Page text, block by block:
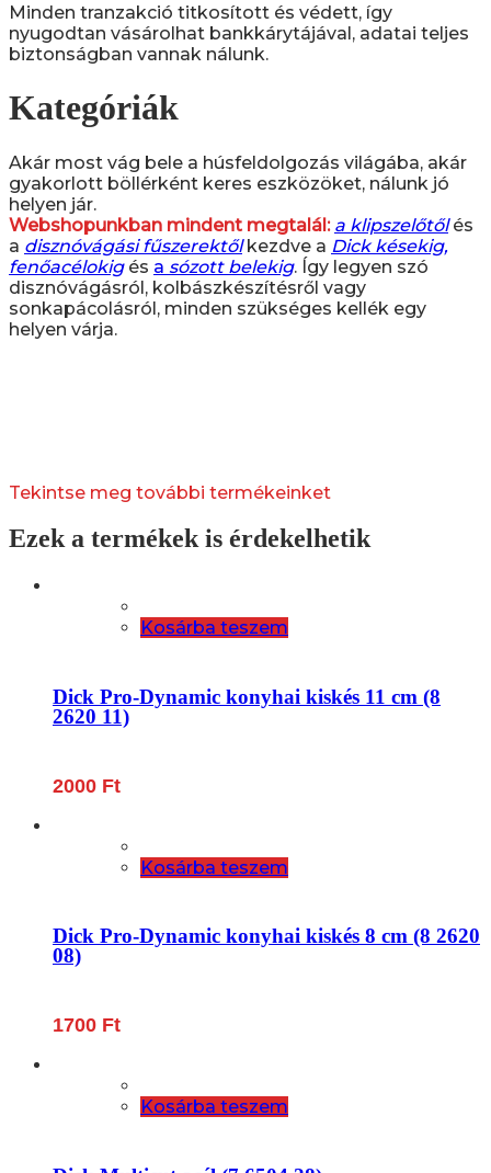
Minden tranzakció titkosított és védett, így
nyugodtan vásárolhat bankkárytájával, adatai teljes
biztonságban vannak nálunk.
Kategóriák
Akár most vág bele a húsfeldolgozás világába, akár
gyakorlott böllérként keres eszközöket, nálunk jó
helyen jár.
Webshopunkban mindent megtalál: a klipszelőtőlés
a disznóvágási fűszerektőlkezdve a Dick késekig,
fenőacélokigés a sózott belekig. Így legyen szó
disznóvágásról, kolbászkészítésről vagy
sonkapácolásról, minden szükséges kellék egy
helyen várja.
Tekintse meg további termékeinket
Ezek a termékek is érdekelhetik
Kosárba teszem
Dick Pro-Dynamic konyhai kiskés 11 cm (8
2620 11)
2000 Ft
Kosárba teszem
Dick Pro-Dynamic konyhai kiskés 8 cm (8 2620
08)
1700 Ft
Kosárba teszem